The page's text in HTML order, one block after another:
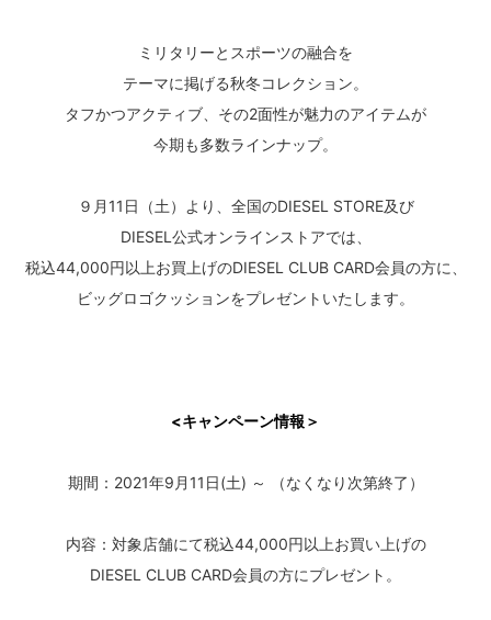
ミリタリーとスポーツの融合を
テーマに掲げる秋冬コレクション。
タフかつアクティブ、その2面性が魅力のアイテムが
今期も多数ラインナップ。
９月11日（土）より、全国のDIESEL STORE及び
DIESEL公式オンラインストアでは、
税込44,000円以上お買上げのDIESEL CLUB CARD会員の方に、
ビッグロゴクッションをプレゼントいたします。
<キャンペーン情報＞
期間：2021年9月11日(土) ～ （なくなり次第終了）
内容：対象店舗にて税込44,000円以上お買い上げの
DIESEL CLUB CARD会員の方にプレゼント。